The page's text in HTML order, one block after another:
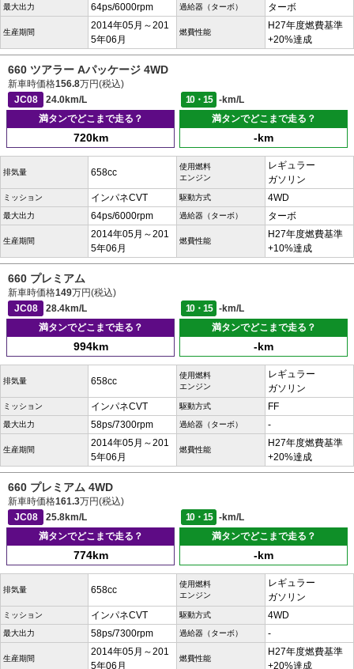
最大出力 64ps/6000rpm 過給器（ターボ） ターボ
生産期間
2014年05月～201
5年06月
燃費性能
H27年度燃費基準
+20%達成
660 ツアラー Aパッケージ 4WD
新車時価格156.8万円(税込)
JC08
24.0km/L 10・15
-km/L
満タンでどこまで走る？
720km
満タンでどこまで走る？
-km
排気量 658cc
使用燃料
エンジン
レギュラー
ガソリン
ミッション インパネCVT 駆動方式 4WD
最大出力 64ps/6000rpm 過給器（ターボ） ターボ
生産期間
2014年05月～201
5年06月
燃費性能
H27年度燃費基準
+10%達成
660 プレミアム
新車時価格149万円(税込)
JC08
28.4km/L 10・15
-km/L
満タンでどこまで走る？
994km
満タンでどこまで走る？
-km
排気量 658cc
使用燃料
エンジン
レギュラー
ガソリン
ミッション インパネCVT 駆動方式 FF
最大出力 58ps/7300rpm 過給器（ターボ） -
生産期間
2014年05月～201
5年06月
燃費性能
H27年度燃費基準
+20%達成
660 プレミアム 4WD
新車時価格161.3万円(税込)
JC08
25.8km/L 10・15
-km/L
満タンでどこまで走る？
774km
満タンでどこまで走る？
-km
排気量 658cc
使用燃料
エンジン
レギュラー
ガソリン
ミッション インパネCVT 駆動方式 4WD
最大出力 58ps/7300rpm 過給器（ターボ） -
生産期間
2014年05月～201
5年06月
燃費性能
H27年度燃費基準
+20%達成